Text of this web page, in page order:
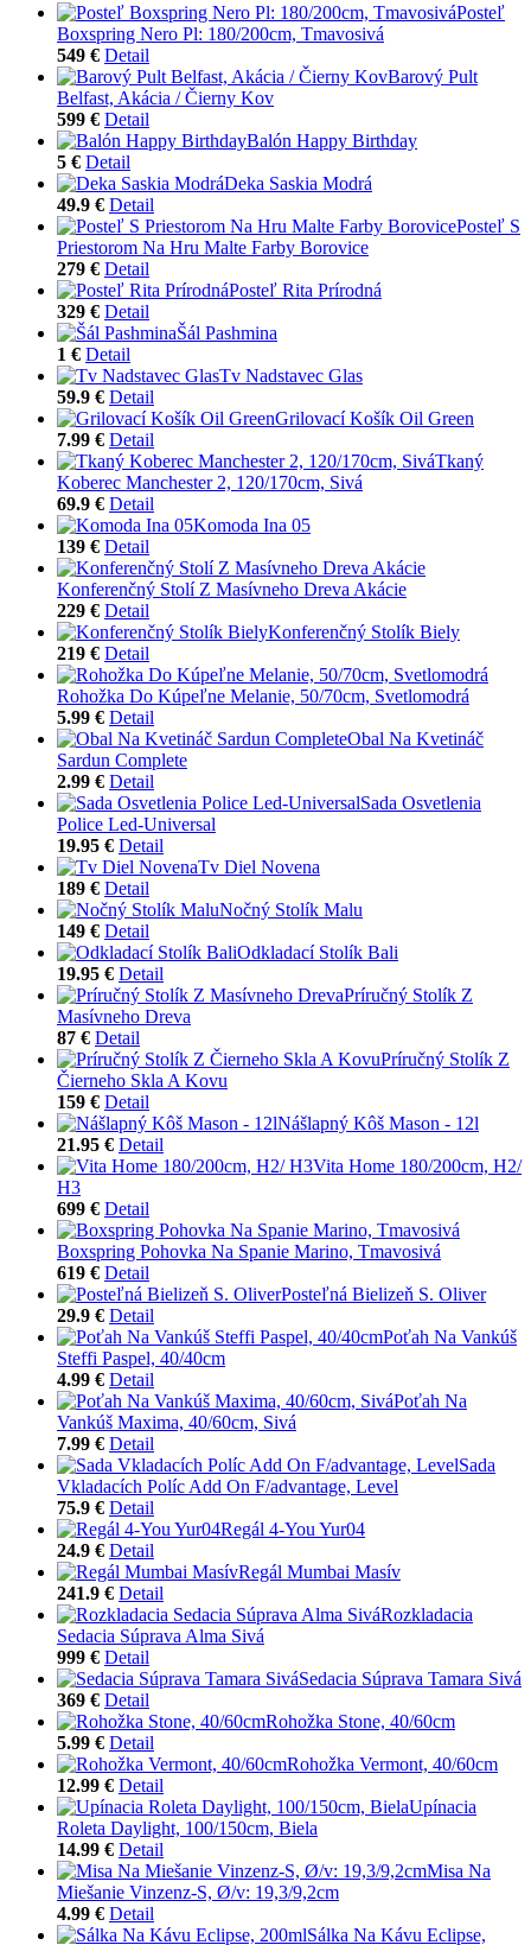
Posteľ
Boxspring Nero Pl: 180/200cm, Tmavosivá
549 € Detail
Barový Pult
Belfast, Akácia / Čierny Kov
599 € Detail
Balón Happy Birthday
5 € Detail
Deka Saskia Modrá
49.9 € Detail
Posteľ S
Priestorom Na Hru Malte Farby Borovice
279 € Detail
Posteľ Rita Prírodná
329 € Detail
Šál Pashmina
1 € Detail
Tv Nadstavec Glas
59.9 € Detail
Grilovací Košík Oil Green
7.99 € Detail
Tkaný
Koberec Manchester 2, 120/170cm, Sivá
69.9 € Detail
Komoda Ina 05
139 € Detail
Konferenčný Stolí Z Masívneho Dreva Akácie
229 € Detail
Konferenčný Stolík Biely
219 € Detail
Rohožka Do Kúpeľne Melanie, 50/70cm, Svetlomodrá
5.99 € Detail
Obal Na Kvetináč
Sardun Complete
2.99 € Detail
Sada Osvetlenia
Police Led-Universal
19.95 € Detail
Tv Diel Novena
189 € Detail
Nočný Stolík Malu
149 € Detail
Odkladací Stolík Bali
19.95 € Detail
Príručný Stolík Z
Masívneho Dreva
87 € Detail
Príručný Stolík Z
Čierneho Skla A Kovu
159 € Detail
Nášlapný Kôš Mason - 12l
21.95 € Detail
Vita Home 180/200cm, H2/
H3
699 € Detail
Boxspring Pohovka Na Spanie Marino, Tmavosivá
619 € Detail
Posteľná Bielizeň S. Oliver
29.9 € Detail
Poťah Na Vankúš
Steffi Paspel, 40/40cm
4.99 € Detail
Poťah Na
Vankúš Maxima, 40/60cm, Sivá
7.99 € Detail
Sada
Vkladacích Políc Add On F/advantage, Level
75.9 € Detail
Regál 4-You Yur04
24.9 € Detail
Regál Mumbai Masív
241.9 € Detail
Rozkladacia
Sedacia Súprava Alma Sivá
999 € Detail
Sedacia Súprava Tamara Sivá
369 € Detail
Rohožka Stone, 40/60cm
5.99 € Detail
Rohožka Vermont, 40/60cm
12.99 € Detail
Upínacia
Roleta Daylight, 100/150cm, Biela
14.99 € Detail
Misa Na
Miešanie Vinzenz-S, Ø/v: 19,3/9,2cm
4.99 € Detail
Sálka Na Kávu Eclipse,